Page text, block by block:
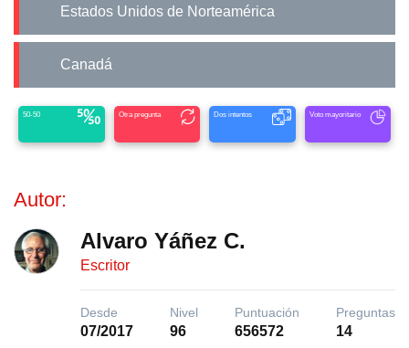
Estados Unidos de Norteamérica
Canadá
50-50 Otra pregunta Dos intentos Voto mayoritario
Autor:
Alvaro Yáñez C.
Escritor
Desde
07/2017
Nivel
96
Puntuación
656572
Preguntas
14